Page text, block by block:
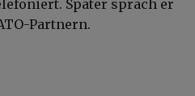
Später sprach er
Partnern.